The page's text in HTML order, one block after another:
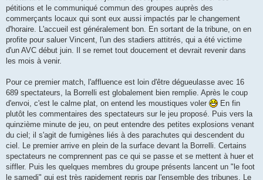
pétitions et le communiqué commun des groupes auprès des
commerçants locaux qui sont eux aussi impactés par le changement
d'horaire. L'accueil est généralement bon. En sortant de la tribune, on en
profite pour saluer Vincent, l'un des stadiers attitrés, qui a été victime
d'un AVC début juin. Il se remet tout doucement et devrait revenir dans
les mois à venir.
Pour ce premier match, l'affluence est loin d'être dégueulasse avec 16
689 spectateurs, la Borrelli est globalement bien remplie. Après le coup
d'envoi, c'est le calme plat, on entend les moustiques voler
En fin
plutôt les commentaires des spectateurs sur le jeu proposé. Puis vers la
quinzième minute de jeu, on peut entendre des petites explosions venant
du ciel; il s'agit de fumigènes liés à des parachutes qui descendent du
ciel. Le premier arrive en plein de la surface devant la Borrelli. Certains
spectateurs ne comprennent pas ce qui se passe et se mettent à huer et
siffler. Puis les quelques membres du groupe présents lancent un "le foot
le samedi" qui est très rapidement repris par l'ensemble des tribunes. Le